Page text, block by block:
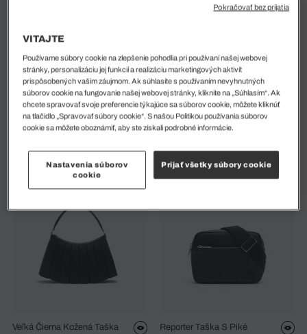
Kožená Novinárska Taška
170 EUR
Klasický Pánsky Vreckový
Batoh Na Notebook Lacoste
165 EUR
Veľká Čierna Kožená Taška
Reporter Taška S Piké
VITAJTE
Používame súbory cookie na zlepšenie pohodlia pri používaní našej webovej
stránky, personalizáciu jej funkcií a realizáciu marketingových aktivít
prispôsobených vašim záujmom. Ak súhlasíte s používaním nevyhnutných
súborov cookie na fungovanie našej webovej stránky, kliknite na „Súhlasím“. Ak
chcete spravovať svoje preferencie týkajúce sa súborov cookie, môžete kliknúť
na tlačidlo „Spravovať súbory cookie“. S našou Politikou používania súborov
cookie sa môžete oboznámiť, aby ste získali podrobné informácie.
Nastavenia súborov
cookie
Prijať všetky súbory cookie
Pokračovať bez prijatia